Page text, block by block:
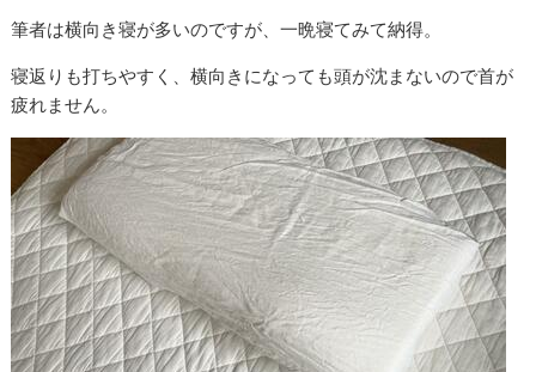
筆者は横向き寝が多いのですが、一晩寝てみて納得。
寝返りも打ちやすく、横向きになっても頭が沈まないので首が
疲れません。